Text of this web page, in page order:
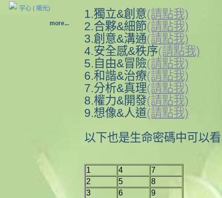
宇心 ( 陽光)
more...
1.獨立&創意(請點我)
2.合夥&細節(請點我)
3.創意&溝通(請點我)
4.安全感&秩序(請點我)
5.自由&冒險(請點我)
6.和諧&治療(請點我)
7.分析&真理(請點我)
8.權力&開發(請點我)
9.想像&人道(請點我)
以下也是生命密碼中可以
1 4
7
2
5
8
3
6 9